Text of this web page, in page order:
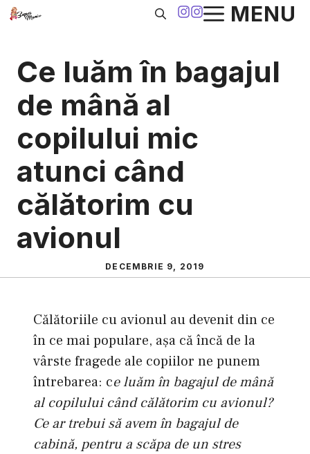
Sari
MENU
Ce luăm în bagajul
de mână al
copilului mic
atunci când
călătorim cu
avionul
DECEMBRIE 9, 2019
Călătoriile cu avionul au devenit din ce
în ce mai populare, aşa că încă de la
vârste fragede ale copiilor ne punem
întrebarea: ce luăm în bagajul de mână
al copilului când călătorim cu avionul?
Ce ar trebui să avem în bagajul de
cabină, pentru a scăpa de un stres